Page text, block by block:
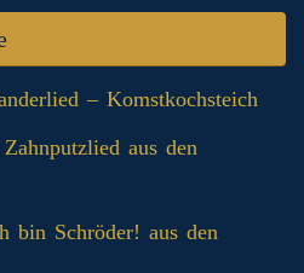
– Komstkochsteich
aus den
bin Schröder! aus den